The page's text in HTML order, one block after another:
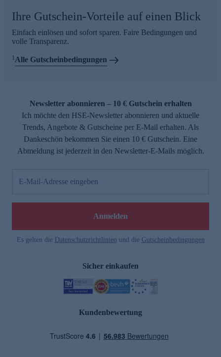
Ihre Gutschein-Vorteile auf einen Blick
Einfach einlösen und sofort sparen. Faire Bedingungen und
volle Transparenz.
1Alle Gutscheinbedingungen
Newsletter abonnieren – 10 € Gutschein erhalten
Ich möchte den HSE-Newsletter abonnieren und aktuelle
Trends, Angebote & Gutscheine per E-Mail erhalten. Als
Dankeschön bekommen Sie einen 10 € Gutschein. Eine
Abmeldung ist jederzeit in den Newsletter-E-Mails möglich.
E-Mail-Adresse eingeben
Anmelden
Es gelten die Datenschutzrichtlinien und die Gutscheinbedingungen
Sicher einkaufen
Kundenbewertung